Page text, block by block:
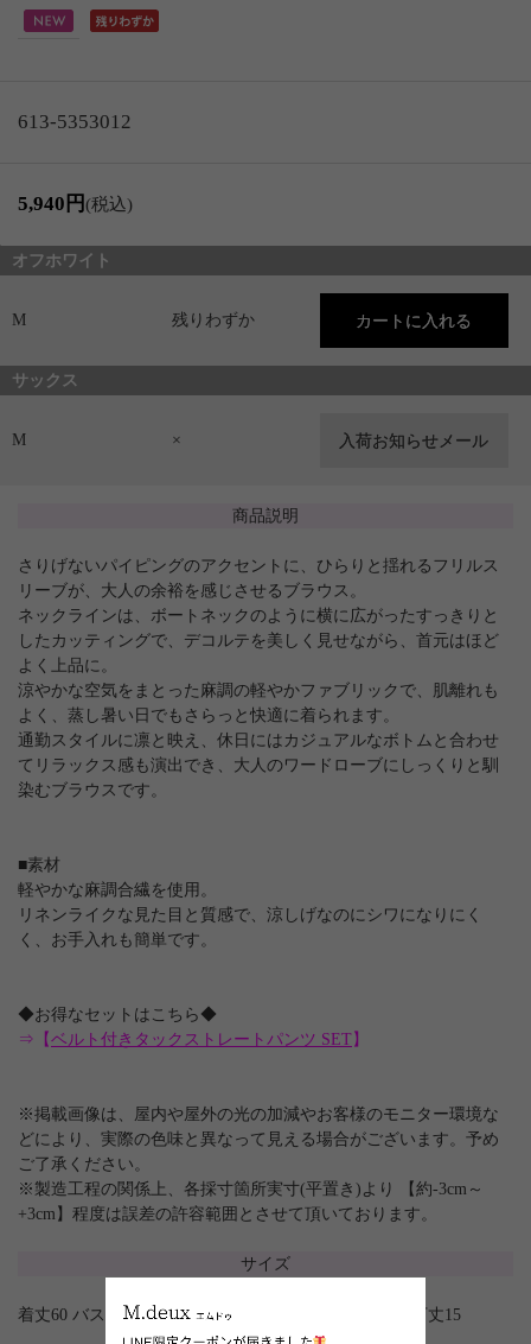
613-5353012
5,940円(税込)
オフホワイト
M 残りわずか
サックス
M ×
商品説明
さりげないパイピングのアクセントに、ひらりと揺れるフリルス
リーブが、大人の余裕を感じさせるブラウス。
ネックラインは、ボートネックのように横に広がったすっきりと
したカッティングで、デコルテを美しく見せながら、首元はほど
よく上品に。
涼やかな空気をまとった麻調の軽やかファブリックで、肌離れも
よく、蒸し暑い日でもさらっと快適に着られます。
通勤スタイルに凛と映え、休日にはカジュアルなボトムと合わせ
てリラックス感も演出でき、大人のワードローブにしっくりと馴
染むブラウスです。
■素材
軽やかな麻調合繊を使用。
リネンライクな見た目と質感で、涼しげなのにシワになりにく
く、お手入れも簡単です。
◆お得なセットはこちら◆
⇒【 ベルト付きタックストレートパンツ SET 】
※掲載画像は、屋内や屋外の光の加減やお客様のモニター環境な
どにより、実際の色味と異なって見える場合がございます。予め
ご了承ください。
※製造工程の関係上、各採寸箇所実寸(平置き)より 【約-3cm～
+3cm】程度は誤差の許容範囲とさせて頂いております。
サイズ
着丈60 バスト106 肩幅45 裾幅110 天巾22 襟ぐり62 袖下丈15